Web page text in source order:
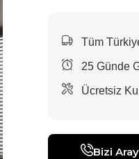
Tüm
25 Günde
Ücretsiz
Bizi